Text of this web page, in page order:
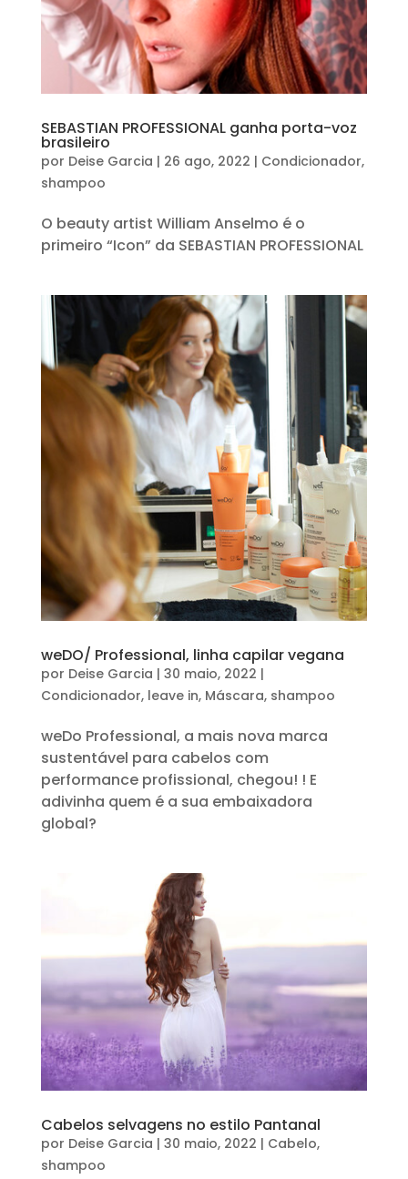
SEBASTIAN PROFESSIONAL ganha porta-voz
brasileiro
por Deise Garcia | 26 ago, 2022 | Condicionador,
shampoo
O beauty artist William Anselmo é o
primeiro “Icon” da SEBASTIAN PROFESSIONAL
weDO/ Professional, linha capilar vegana
por Deise Garcia | 30 maio, 2022 |
Condicionador, leave in, Máscara, shampoo
weDo Professional, a mais nova marca
sustentável para cabelos com
performance profissional, chegou! ! E
adivinha quem é a sua embaixadora
global?
Cabelos selvagens no estilo Pantanal
por Deise Garcia | 30 maio, 2022 | Cabelo,
shampoo